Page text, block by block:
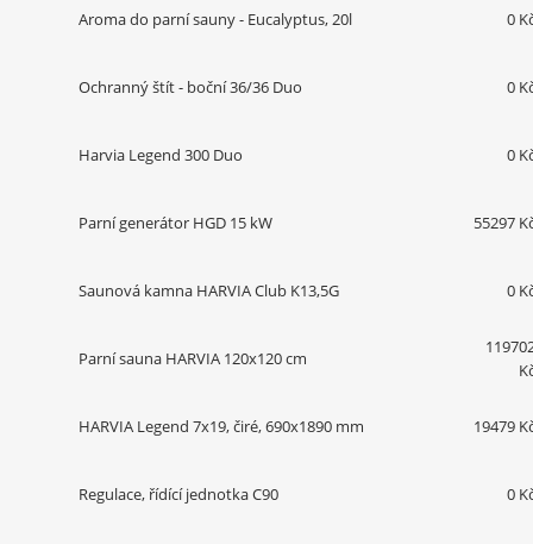
Aroma do parní sauny - Eucalyptus, 20l 0
Ochranný štít - boční 36/36 Duo 0
Harvia Legend 300 Duo 0
Parní generátor HGD 15 kW 55297
Saunová kamna HARVIA Club K13,5G 0
Parní sauna HARVIA 120x120 cm
HARVIA Legend 7x19, čiré, 690x1890 mm 19479
Regulace, řídící jednotka C90 0